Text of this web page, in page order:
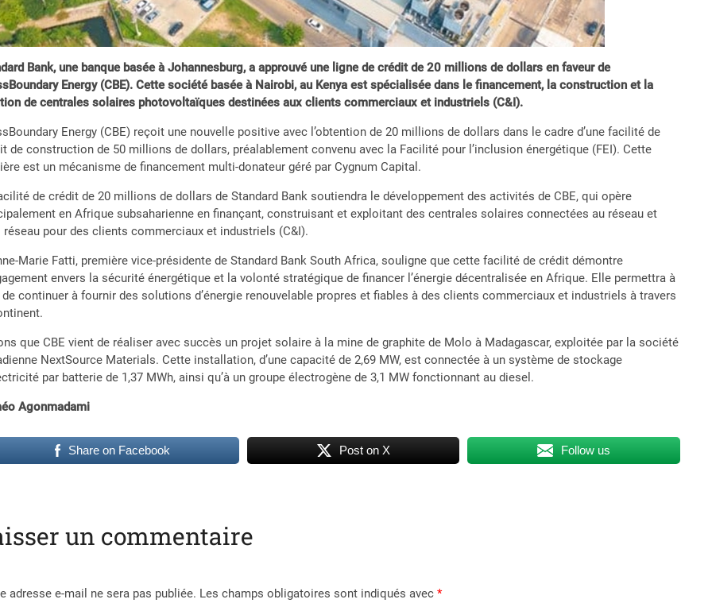
Bank, une banque basée à Johannesburg, a approuvé une ligne de crédit de 20 millions de dollars en faveur de
Energy (CBE). Cette société basée à Nairobi, au Kenya est spécialisée dans le financement, la construction et la
de centrales solaires photovoltaïques destinées aux clients commerciaux et industriels (C&I).
Energy (CBE) reçoit une nouvelle positive avec l’obtention de 20 millions de dollars dans le cadre d’une facilité de
de construction de 50 millions de dollars, préalablement convenu avec la Facilité pour l’inclusion énergétique (FEI). Cette
est un mécanisme de financement multi-donateur géré par Cygnum Capital.
de crédit de 20 millions de dollars de Standard Bank soutiendra le développement des activités de CBE, qui opère
en Afrique subsaharienne en finançant, construisant et exploitant des centrales solaires connectées au réseau et
réseau pour des clients commerciaux et industriels (C&I).
Marie Fatti, première vice-présidente de Standard Bank South Africa, souligne que cette facilité de crédit démontre
envers la sécurité énergétique et la volonté stratégique de financer l’énergie décentralisée en Afrique. Elle permettra à
de continuer à fournir des solutions d’énergie renouvelable propres et fiables à des clients commerciaux et industriels à travers
que CBE vient de réaliser avec succès un projet solaire à la mine de graphite de Molo à Madagascar, exploitée par la société
NextSource Materials. Cette installation, d’une capacité de 2,69 MW, est connectée à un système de stockage
par batterie de 1,37 MWh, ainsi qu’à un groupe électrogène de 3,1 MW fonctionnant au diesel.
Agonmadami
Share on Facebook Post on X Follow us
un commentaire
adresse e-mail ne sera pas publiée. Les champs obligatoires sont indiqués avec*